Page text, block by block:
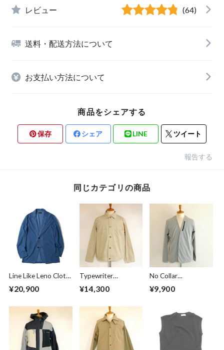
レビュー (64)
送料・配送方法について
お支払い方法について
商品をシェアする
保存 シェア LINE ツイート
報告する
同じカテゴリの商品
Line Like Leno Cloth
Jacket Blue
¥20,900
Typewriter
Blouson Beige
¥14,300
No Collar
Cardigan Greige
¥9,900